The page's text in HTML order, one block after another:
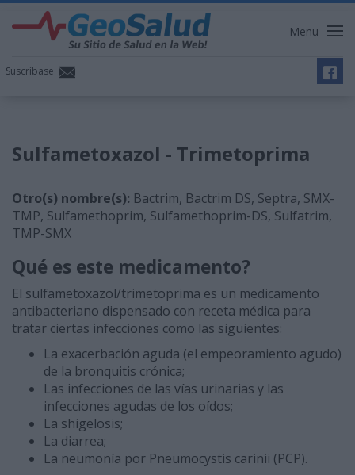
Menu
Suscríbase
Sulfametoxazol - Trimetoprima
Otro(s) nombre(s): Bactrim, Bactrim DS, Septra, SMX-
TMP, Sulfamethoprim, Sulfamethoprim-DS, Sulfatrim,
TMP-SMX
Qué es este medicamento?
El sulfametoxazol/trimetoprima es un medicamento
antibacteriano dispensado con receta médica para
tratar ciertas infecciones como las siguientes:
La exacerbación aguda (el empeoramiento agudo)
de la bronquitis crónica;
Las infecciones de las vías urinarias y las
infecciones agudas de los oídos;
La shigelosis;
La diarrea;
La neumonía por Pneumocystis carinii (PCP).